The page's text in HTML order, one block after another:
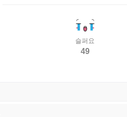
슬퍼요
49